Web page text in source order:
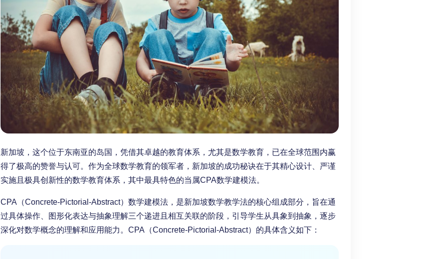
新加坡，这个位于东南亚的岛国，凭借其卓越的教育体系，尤其是数学教育，已在全球范围内赢
得了极高的赞誉与认可。作为全球数学教育的领军者，新加坡的成功秘诀在于其精心设计、严谨
实施且极具创新性的数学教育体系，其中最具特色的当属CPA数学建模法。
CPA（Concrete-Pictorial-Abstract）数学建模法，是新加坡数学教学法的核心组成部分，旨在通
过具体操作、图形化表达与抽象理解三个递进且相互关联的阶段，引导学生从具象到抽象，逐步
深化对数学概念的理解和应用能力。CPA（Concrete-Pictorial-Abstract）的具体含义如下：